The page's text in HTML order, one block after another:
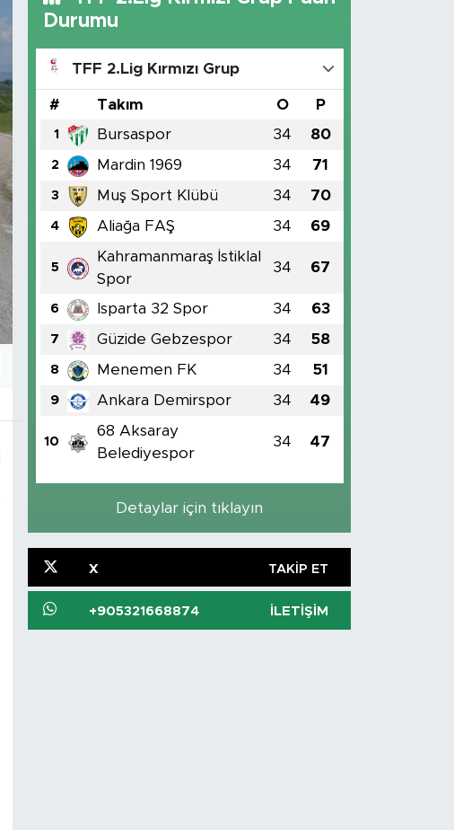
Durumu
TFF 2.Lig Kırmızı Grup
# Takım O P
1 Bursaspor 34 80
2 Mardin 1969 34 71
3 Muş Sport Klübü 34 70
4 Aliağa FAŞ 34 69
5
Kahramanmaraş İstiklal
Spor
34 67
6 Isparta 32 Spor 34 63
7 Güzide Gebzespor 34 58
8 Menemen FK 34 51
9 Ankara Demirspor 34 49
10
68 Aksaray
Belediyespor
34 47
Detaylar için tıklayın
X TAKIP ET
+905321668874 İLETIŞIM